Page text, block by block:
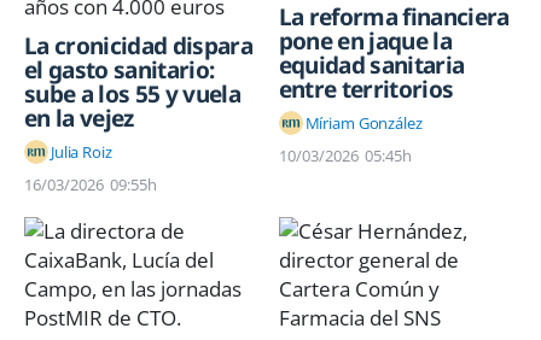
La cronicidad dispara
el gasto sanitario:
sube a los 55 y vuela
en la vejez
Julia Roiz
16/03/2026 09:55h
La reforma financiera
pone en jaque la
equidad sanitaria
entre territorios
Míriam González
10/03/2026 05:45h